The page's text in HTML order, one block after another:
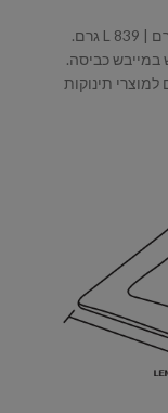
במייבש כביסה.
תינוקות